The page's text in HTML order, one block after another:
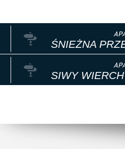
ŚNIEŻNA
SIWY WIERCH